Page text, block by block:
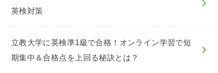
英検対策
立教大学に英検準1級で合格！オンライン学習で短
期集中＆合格点を上回る秘訣とは？